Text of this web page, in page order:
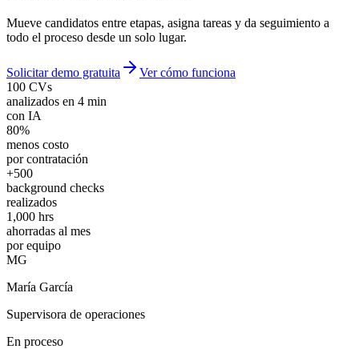
Mueve candidatos entre etapas, asigna tareas y da seguimiento a
todo el proceso desde un solo lugar.
Solicitar demo gratuita
Ver cómo funciona
100 CVs
analizados en 4 min
con IA
80%
menos costo
por contratación
+500
background checks
realizados
1,000 hrs
ahorradas al mes
por equipo
MG
María García
Supervisora de operaciones
En proceso